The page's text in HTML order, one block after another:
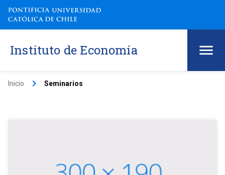
Instituto de Economía
Inicio keyboard_arrow_right Seminarios